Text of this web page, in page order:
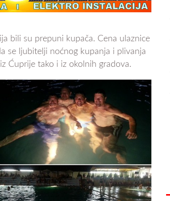
bili su prepuni kupača. Cena ulaznice
se ljubitelji noćnog kupanja i plivanja
Ćuprije tako i iz okolnih gradova.